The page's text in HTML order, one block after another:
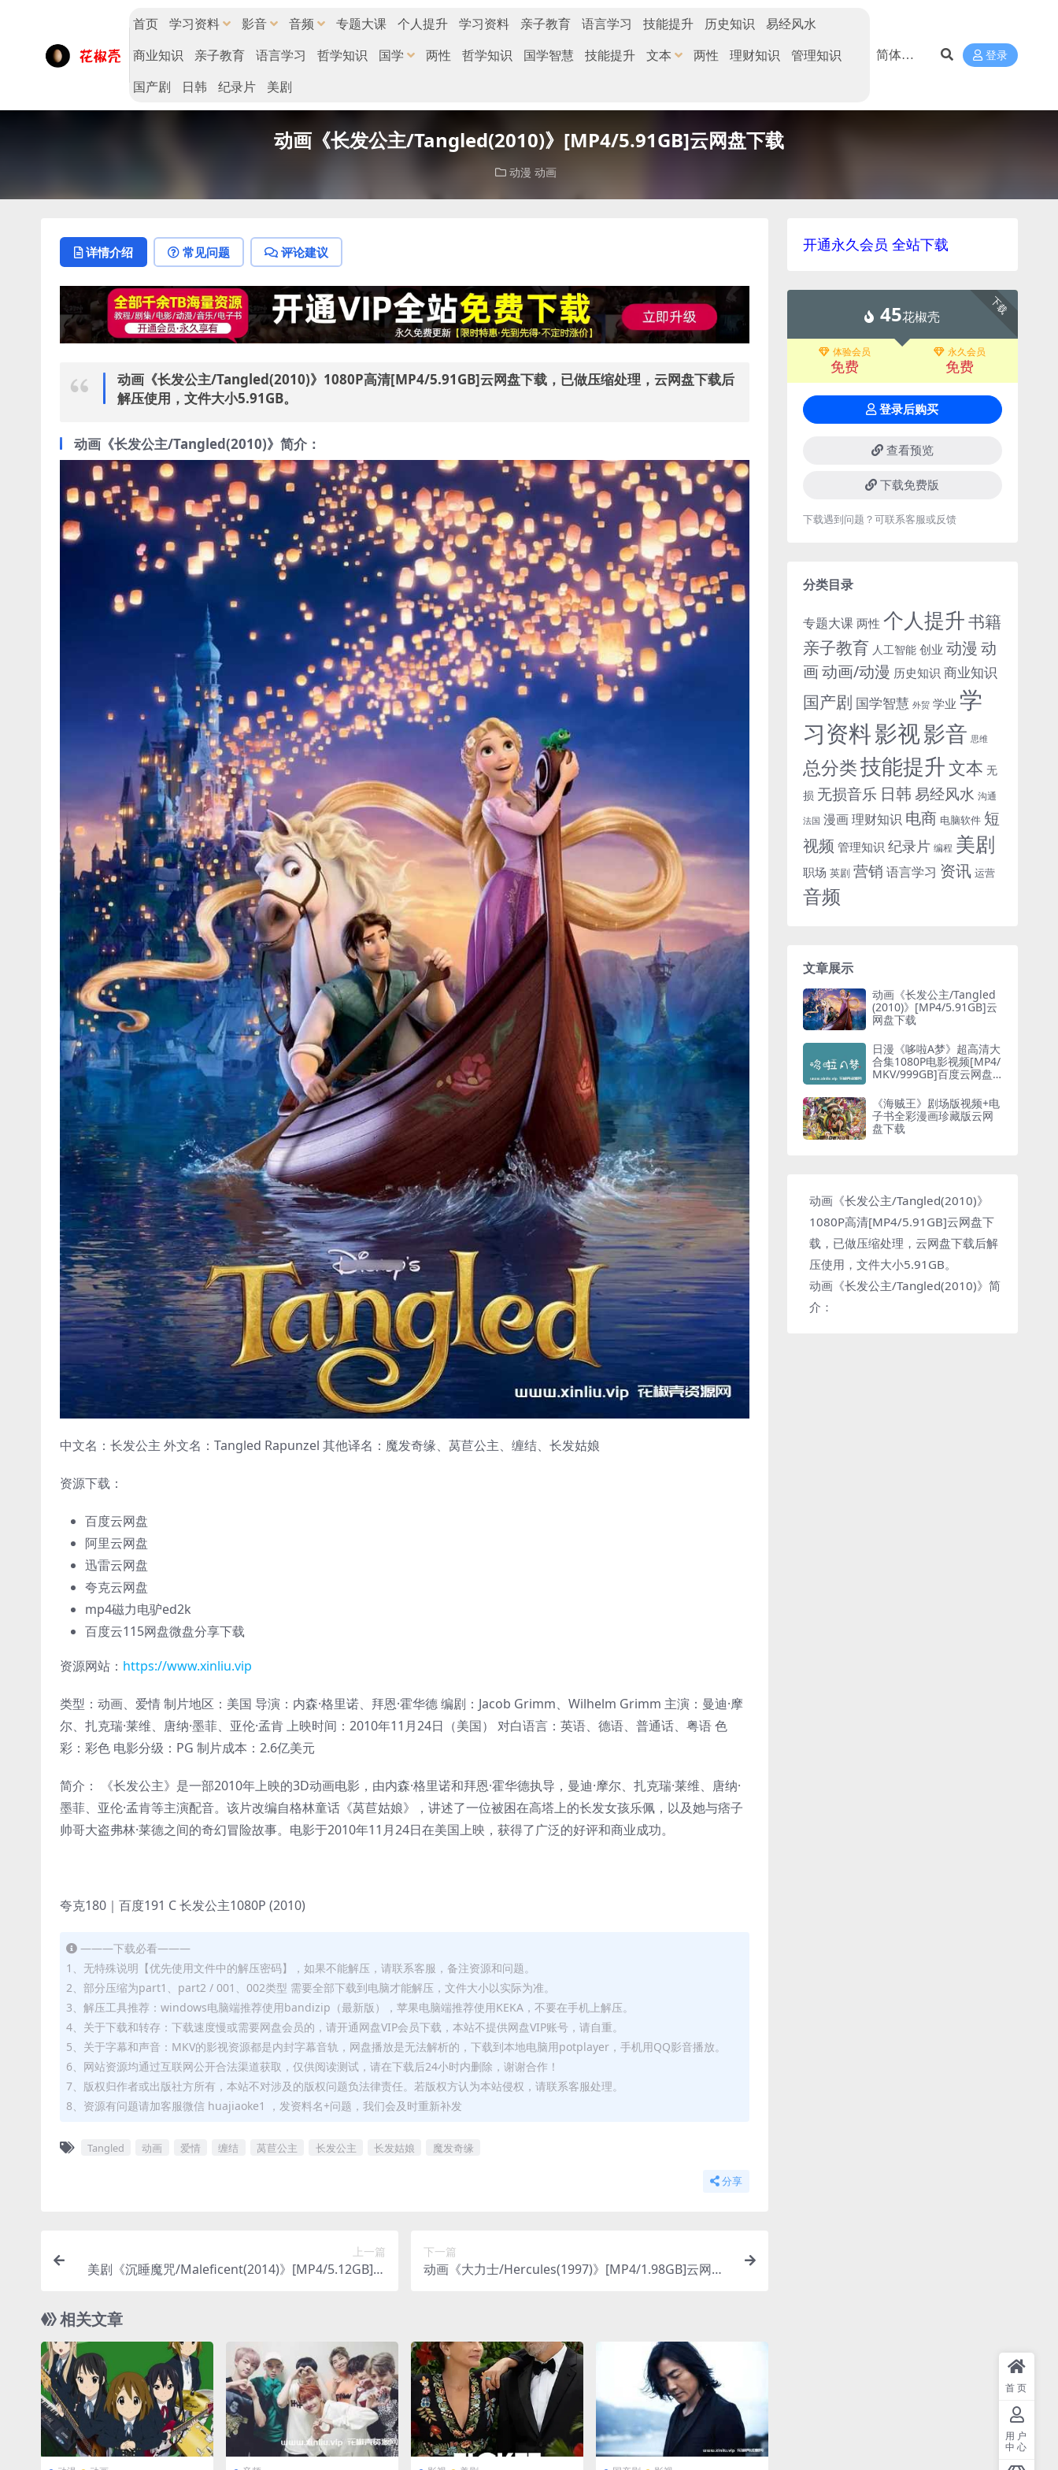
首页 学习资料 影音 音频 专题大课 个人提升 学习资料 亲子教育 语言学习 技能提升 历史知识
易经风水
商业知识
亲子教育 语言学习 哲学知识 国学 两性 哲学知识 国学智慧 技能提升 文本 两性 理财知识
管理知识
国产剧
日韩 纪录片 美剧
登录
动画《长发公主/Tangled(2010)》[MP4/5.91GB]云网盘下载
动漫 动画
详情介绍 常见问题 评论建议
动画《长发公主/Tangled(2010)》1080P高清[MP4/5.91GB]云网盘下载，已做压缩处理，云网盘下载后
解压使用，文件大小5.91GB。
动画《长发公主/Tangled(2010)》简介：
中文名：长发公主 外文名：Tangled Rapunzel 其他译名：魔发奇缘、莴苣公主、缠结、长发姑娘
资源下载：
百度云网盘
阿里云网盘
迅雷云网盘
夸克云网盘
mp4磁力电驴ed2k
百度云115网盘微盘分享下载
资源网站： https://www.xinliu.vip
类型：动画、爱情 制片地区：美国 导演：内森·格里诺、拜恩·霍华德 编剧：Jacob Grimm、Wilhelm Grimm 主演：曼迪·摩
尔、扎克瑞·莱维、唐纳·墨菲、亚伦·孟肯 上映时间：2010年11月24日（美国） 对白语言：英语、德语、普通话、粤语 色
彩：彩色 电影分级：PG 制片成本：2.6亿美元
简介： 《长发公主》是一部2010年上映的3D动画电影，由内森·格里诺和拜恩·霍华德执导，曼迪·摩尔、扎克瑞·莱维、唐纳·
墨菲、亚伦·孟肯等主演配音。该片改编自格林童话《莴苣姑娘》，讲述了一位被困在高塔上的长发女孩乐佩，以及她与痞子
帅哥大盗弗林·莱德之间的奇幻冒险故事。电影于2010年11月24日在美国上映，获得了广泛的好评和商业成功。
夸克180｜百度191 C 长发公主1080P (2010)
———下载必看———
1、无特殊说明【优先使用文件中的解压密码】，如果不能解压，请联系客服，备注资源和问题。
2、部分压缩为part1、part2 / 001、002类型 需要全部下载到电脑才能解压，文件大小以实际为准。
3、解压工具推荐：windows电脑端推荐使用bandizip（最新版），苹果电脑端推荐使用KEKA，不要在手机上解压。
4、关于下载和转存：下载速度慢或需要网盘会员的，请开通网盘VIP会员下载，本站不提供网盘VIP账号，请自重。
5、关于字幕和声音：MKV的影视资源都是内封字幕音轨，网盘播放是无法解析的，下载到本地电脑用potplayer，手机用QQ影音播放。
6、网站资源均通过互联网公开合法渠道获取，仅供阅读测试，请在下载后24小时内删除，谢谢合作！
7、版权归作者或出版社方所有，本站不对涉及的版权问题负法律责任。若版权方认为本站侵权，请联系客服处理。
8、资源有问题请加客服微信 huajiaoke1 ，发资料名+问题，我们会及时重新补发
Tangled 动画 爱情 缠结 莴苣公主 长发公主 长发姑娘 魔发奇缘
分享
上一篇
美剧《沉睡魔咒/Maleficent(2014)》[MP4/5.12GB]云
下一篇
动画《大力士/Hercules(1997)》[MP4/1.98GB]云网盘
相关文章
开通永久会员 全站下载
下载
45花椒壳
体验会员
免费
永久会员
免费
登录后购买
查看预览
下载免费版
下载遇到问题？可联系客服或反馈
分类目录
专题大课 两性 个人提升书籍
亲子教育 人工智能 创业 动漫 动
画动画/动漫 历史知识 商业知识
国产剧 国学智慧 外贸 学业 学
习资料影视影音 思维
总分类技能提升文本 无
损 无损音乐 日韩 易经风水 沟通
法国 漫画理财知识 电商 电脑软件 短
视频 管理知识 纪录片 编程 美剧
职场 英剧 营销 语言学习 资讯 运营
音频
文章展示
动画《长发公主/Tangled
(2010)》[MP4/5.91GB]云
网盘下载
日漫《哆啦A梦》超高清大
合集1080P电影视频[MP4/
MKV/999GB]百度云网盘
《海贼王》剧场版视频+电
子书全彩漫画珍藏版云网
盘下载
动画《长发公主/Tangled(2010)》
1080P高清[MP4/5.91GB]云网盘下
载，已做压缩处理，云网盘下载后解
压使用，文件大小5.91GB。
动画《长发公主/Tangled(2010)》简
介：
首页
用户
中心